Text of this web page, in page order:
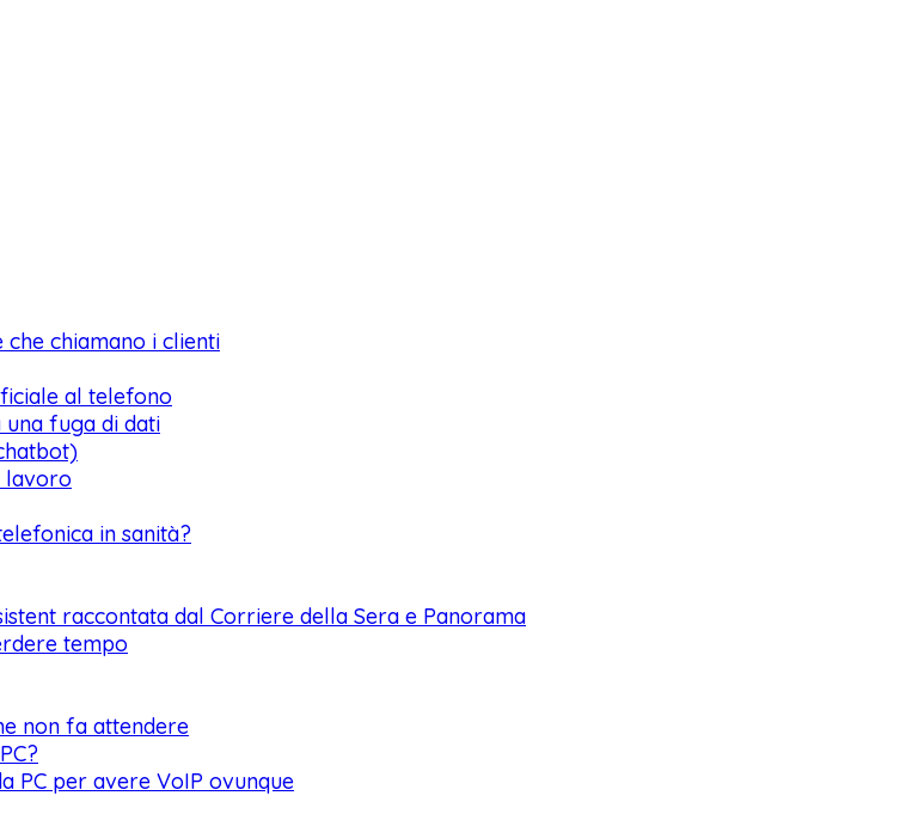
chiamano i clienti
al telefono
una fuga di dati
lavoro
in sanità?
raccontata dal Corriere della Sera e Panorama
tempo
non fa attendere
PC per avere VoIP ovunque